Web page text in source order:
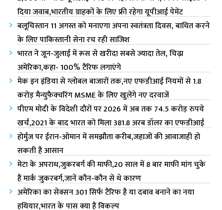
दिया जवाब,भारतीय ग्राहकों के लिए फ्री रहेगा यूपीआई पेमेंट
बलूचिस्तान 11 अगस्त को मनाएगा अपना स्वतंत्रता दिवस, बाधित करने
के लिए पाकिस्तानी सेना रच रही साजिश
भारत ने जून-जुलाई में रूस से खरीदा सबसे ज्यादा तेल, चिढ़ा
अमेरिका,कहा- 100% टैरिफ लगाएंगे
मेक इन इंडिया से ग्लोबल बाजारों तक,नए एफडीआई नियमों से 1.8
करोड़ मैन्युफैक्चरिंग MSME के लिए खुलेंगे नए दरवाजें
पीएम मोदी के विदेशी दौरों पर 2026 में अब तक 74.5 करोड़ रुपये
खर्च,2021 के बाद भारत को मिला 381.8 अरब डॉलर का एफडीआई
होर्मुज पर ईरान-ओमान में समझौता करीब,जहाजों की आवाजाही हो
सकती है आसान
मेटा के अपराध,जुकरबर्ग की माफी,20 साल में 8 बार माफी मांग चुके
हैं मार्क जुकरबर्ग,जानें कौन-कौन से थे कारण
अमेरिका का सेक्सन 301 सिर्फ टैरिफ है या दबाव बनाने का नया
हथियार,भारत के पास क्या हैं विकल्प